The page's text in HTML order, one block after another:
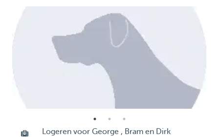
Logeren voor George , Bram en Dirk